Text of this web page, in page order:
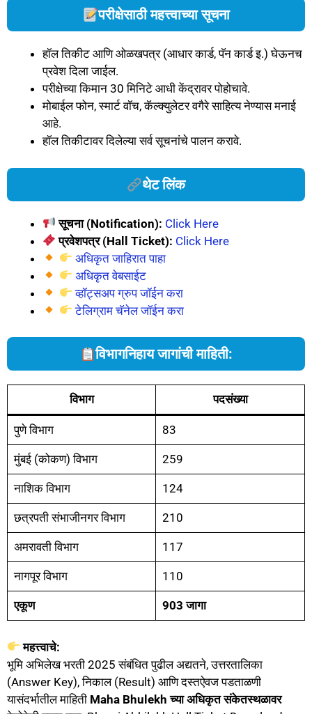
परीक्षेसाठी महत्त्वाच्या सूचना
हॉल तिकीट आणि ओळखपत्र (आधार कार्ड, पॅन कार्ड इ.) घेऊनच
प्रवेश दिला जाईल.
परीक्षेच्या किमान 30 मिनिटे आधी केंद्रावर पोहोचावे.
मोबाईल फोन, स्मार्ट वॉच, कॅल्क्युलेटर वगैरे साहित्य नेण्यास मनाई
आहे.
हॉल तिकीटावर दिलेल्या सर्व सूचनांचे पालन करावे.
थेट लिंक
सूचना (Notification): Click Here
प्रवेशपत्र (Hall Ticket): Click Here
अधिकृत जाहिरात पाहा
अधिकृत वेबसाईट
व्हॉट्सअप ग्रुप जॉईन करा
टेलिग्राम चॅनेल जॉईन करा
विभागनिहाय जागांची माहिती:
विभाग पदसंख्या
पुणे विभाग 83
मुंबई (कोकण) विभाग 259
नाशिक विभाग 124
छत्रपती संभाजीनगर विभाग 210
अमरावती विभाग 117
नागपूर विभाग 110
एकूण 903 जागा
महत्त्वाचे:
भूमि अभिलेख भरती 2025 संबंधित पुढील अद्यतने, उत्तरतालिका
(Answer Key), निकाल (Result) आणि दस्तऐवज पडताळणी
यासंदर्भातील माहिती Maha Bhulekh च्या अधिकृत संकेतस्थळावर